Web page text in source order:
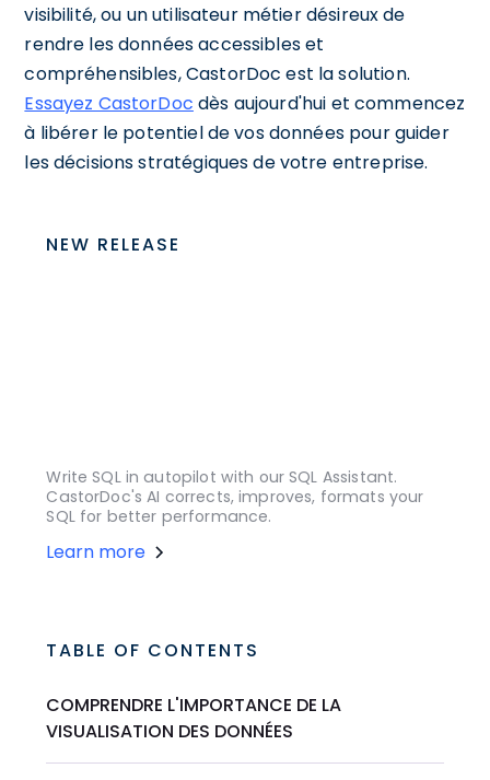
visibilité, ou un utilisateur métier désireux de
rendre les données accessibles et
compréhensibles, CastorDoc est la solution.
Essayez CastorDoc dès aujourd'hui et commencez
à libérer le potentiel de vos données pour guider
les décisions stratégiques de votre entreprise.
NEW RELEASE
Write SQL in autopilot with our SQL Assistant.
CastorDoc's AI corrects, improves, formats your
SQL for better performance.
Learn more
TABLE OF CONTENTS
COMPRENDRE L'IMPORTANCE DE LA
VISUALISATION DES DONNÉES